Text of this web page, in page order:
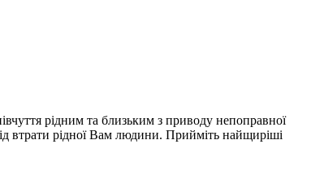
рідним та близьким з приводу непоправної
втрати рідної Вам людини. Прийміть найщиріші